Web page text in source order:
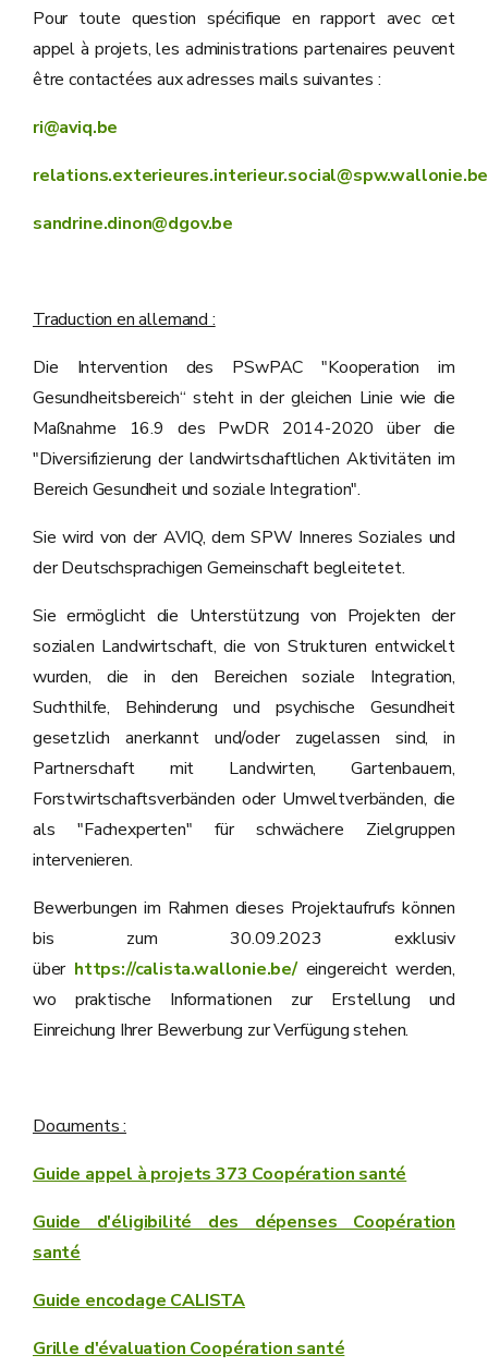
Pour toute question spécifique en rapport avec cet
appel à projets, les administrations partenaires peuvent
être contactées aux adresses mails suivantes :
ri@aviq.be
relations.exterieures.interieur.social@spw.wallonie.be
sandrine.dinon@dgov.be
Traduction en allemand :
Die Intervention des PSwPAC "Kooperation im
Gesundheitsbereich“ steht in der gleichen Linie wie die
Maßnahme 16.9 des PwDR 2014-2020 über die
"Diversifizierung der landwirtschaftlichen Aktivitäten im
Bereich Gesundheit und soziale Integration".
Sie wird von der AVIQ, dem SPW Inneres Soziales und
der Deutschsprachigen Gemeinschaft begleitetet.
Sie ermöglicht die Unterstützung von Projekten der
sozialen Landwirtschaft, die von Strukturen entwickelt
wurden, die in den Bereichen soziale Integration,
Suchthilfe, Behinderung und psychische Gesundheit
gesetzlich anerkannt und/oder zugelassen sind, in
Partnerschaft mit Landwirten, Gartenbauern,
Forstwirtschaftsverbänden oder Umweltverbänden, die
als "Fachexperten" für schwächere Zielgruppen
intervenieren.
Bewerbungen im Rahmen dieses Projektaufrufs können
bis zum 30.09.2023 exklusiv
über https://calista.wallonie.be/eingereicht werden,
wo praktische Informationen zur Erstellung und
Einreichung Ihrer Bewerbung zur Verfügung stehen.
Documents :
Guide appel à projets 373 Coopération santé
Guide d'éligibilité des dépenses Coopération
santé
Guide encodage CALISTA
Grille d'évaluation Coopération santé